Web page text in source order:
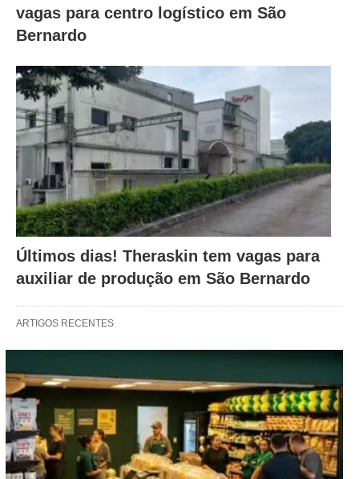
vagas para centro logístico em São
Bernardo
Últimos dias! Theraskin tem vagas para
auxiliar de produção em São Bernardo
ARTIGOS RECENTES